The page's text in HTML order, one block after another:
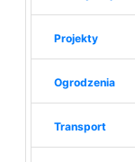
Projekty
Ogrodzenia
Transport